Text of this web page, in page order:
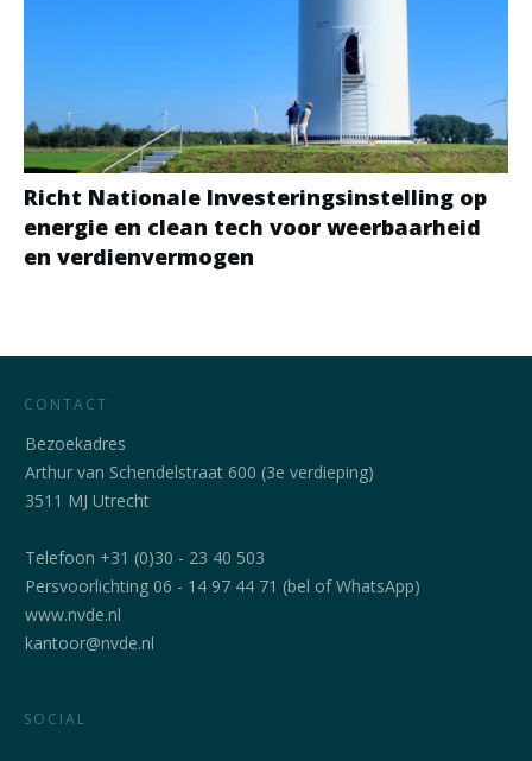
Richt Nationale Investeringsinstelling op
energie en clean tech voor weerbaarheid
en verdienvermogen
CONTACT
Bezoekadres
Arthur van Schendelstraat 600 (3e verdieping)
3511 MJ Utrecht
Telefoon +31 (0)30 - 23 40 503
Persvoorlichting 06 - 14 97 44 71 (bel of WhatsApp)
www.nvde.nl
kantoor@nvde.nl
SOCIAL